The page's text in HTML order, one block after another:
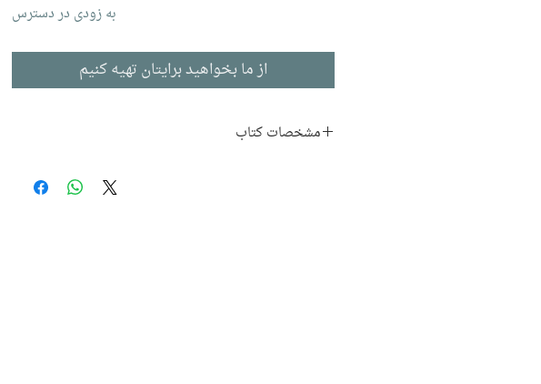
به زودی در دسترس
از ما بخواهید برایتان تهیه کنیم
مشخصات کتاب